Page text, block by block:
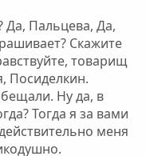
Пальцева, Да,
Скажите
товарищ
Посиделкин.
Ну да, в
Тогда я за вами
меня